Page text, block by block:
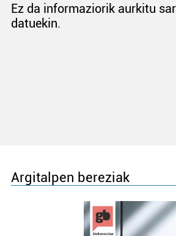
Ez da informaziorik aurkitu
datuekin.
Argitalpen bereziak